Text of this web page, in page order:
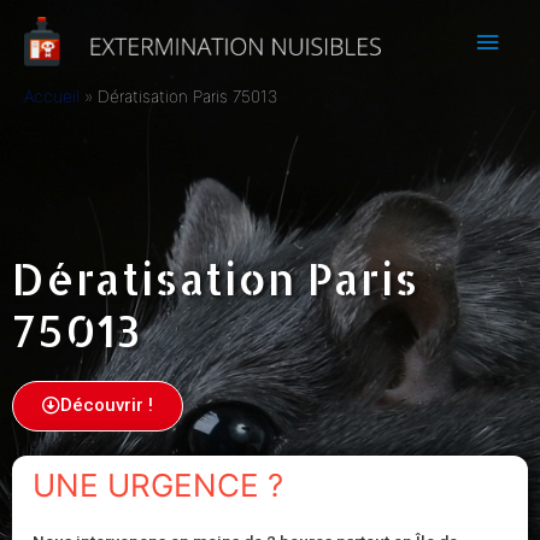
Accueil Dératisation Paris 75013
Dératisation Paris
75013
Découvrir !
UNE URGENCE ?